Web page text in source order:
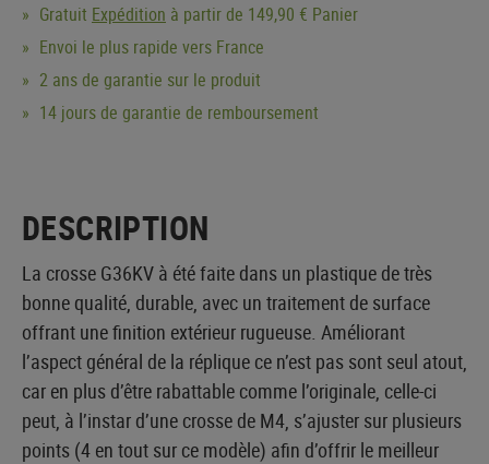
Gratuit Expédition à partir de 149,90 € Panier
Envoi le plus rapide vers France
2 ans de garantie sur le produit
14 jours de garantie de remboursement
DESCRIPTION
La crosse G36KV à été faite dans un plastique de très
bonne qualité, durable, avec un traitement de surface
offrant une finition extérieur rugueuse. Améliorant
l’aspect général de la réplique ce n’est pas sont seul atout,
car en plus d’être rabattable comme l’originale, celle-ci
peut, à l’instar d’une crosse de M4, s’ajuster sur plusieurs
points (4 en tout sur ce modèle) afin d’offrir le meilleur